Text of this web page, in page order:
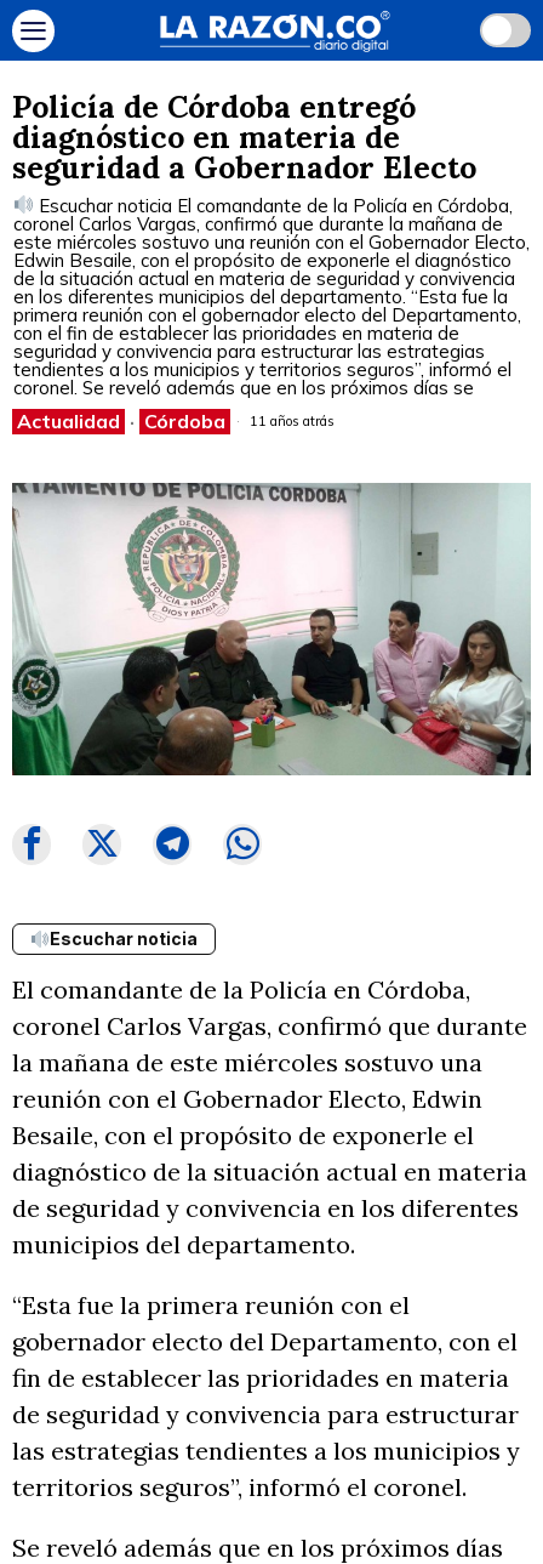
Policía de Córdoba entregó
diagnóstico en materia de
seguridad a Gobernador Electo
Escuchar noticia El comandante de la Policía en Córdoba,
coronel Carlos Vargas, confirmó que durante la mañana de
este miércoles sostuvo una reunión con el Gobernador Electo,
Edwin Besaile, con el propósito de exponerle el diagnóstico
de la situación actual en materia de seguridad y convivencia
en los diferentes municipios del departamento. “Esta fue la
primera reunión con el gobernador electo del Departamento,
con el fin de establecer las prioridades en materia de
seguridad y convivencia para estructurar las estrategias
tendientes a los municipios y territorios seguros”, informó el
coronel. Se reveló además que en los próximos días se
Actualidad · Córdoba 11 años atrás
Escuchar noticia
El comandante de la Policía en Córdoba,
coronel Carlos Vargas, confirmó que durante
la mañana de este miércoles sostuvo una
reunión con el Gobernador Electo, Edwin
Besaile, con el propósito de exponerle el
diagnóstico de la situación actual en materia
de seguridad y convivencia en los diferentes
municipios del departamento.
“Esta fue la primera reunión con el
gobernador electo del Departamento, con el
fin de establecer las prioridades en materia
de seguridad y convivencia para estructurar
las estrategias tendientes a los municipios y
territorios seguros”, informó el coronel.
Se reveló además que en los próximos días